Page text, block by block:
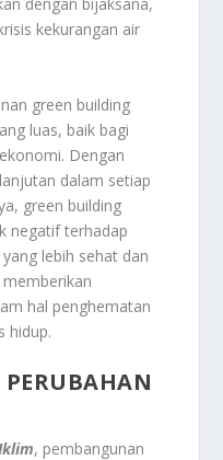
kekurangan air
green building
luas, baik bagi
Dengan
dalam setiap
green building
negatif terhadap
lebih sehat dan
hal penghematan
hidup.
, pembangunan